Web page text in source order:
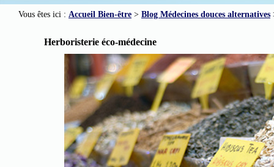
Vous êtes ici : Accueil Bien-être > Blog Médecines douces alternatives
Herboristerie éco-médecine